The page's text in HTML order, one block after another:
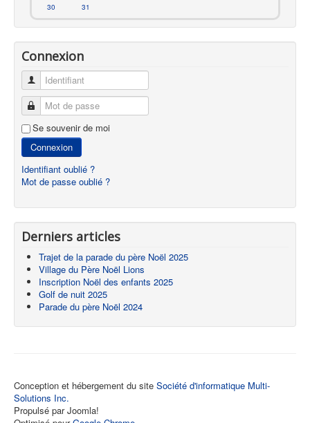
30
31
Connexion
Identifiant
Mot de passe
Se souvenir de moi
Connexion
Identifiant oublié ?
Mot de passe oublié ?
Derniers articles
Trajet de la parade du père Noël 2025
Village du Père Noël Lions
Inscription Noël des enfants 2025
Golf de nuit 2025
Parade du père Noël 2024
Conception et hébergement du site Société d'informatique Multi-
Solutions Inc.
Propulsé par Joomla!